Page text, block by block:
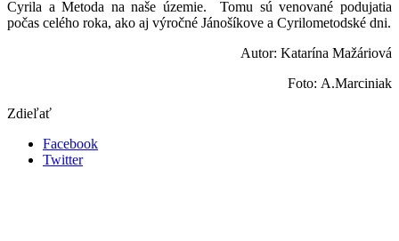
Cyrila a Metoda na naše územie. Tomu sú venované podujatia
počas celého roka, ako aj výročné Jánošíkove a Cyrilometodské dni.
Autor: Katarína Mažáriová
Foto: A.Marciniak
Zdieľať
Facebook
Twitter